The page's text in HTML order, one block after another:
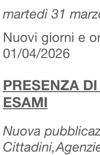
martedì 31
Nuovi giorni e
01/04/2026
PRESENZA
ESAMI
Nuova